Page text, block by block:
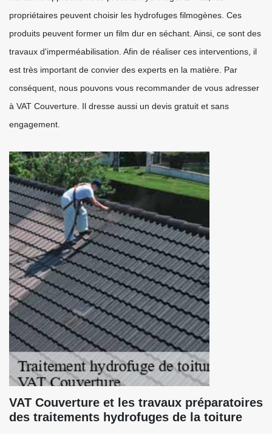
propriétaires peuvent choisir les hydrofuges filmogènes. Ces
produits peuvent former un film dur en séchant. Ainsi, ce sont des
travaux d'imperméabilisation. Afin de réaliser ces interventions, il
est très important de convier des experts en la matière. Par
conséquent, nous pouvons vous recommander de vous adresser
à VAT Couverture. Il dresse aussi un devis gratuit et sans
engagement.
VAT Couverture et les travaux préparatoires
des traitements hydrofuges de la toiture